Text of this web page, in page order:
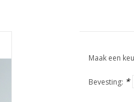
Maak een
Bevesting: *